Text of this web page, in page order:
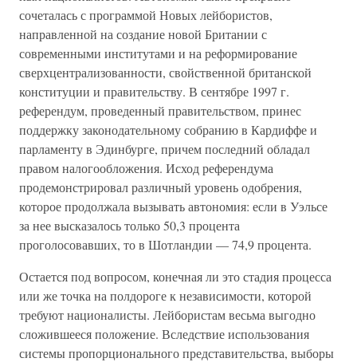
сочеталась с программой Новых лейбористов,
направленной на создание новой Британии с
современными институтами и на реформирование
сверхцентрализованности, свойственной британской
конституции и правительству. В сентябре 1997 г.
референдум, проведенный правительством, принес
поддержку законодательному собранию в Кардиффе и
парламенту в Эдинбурге, причем последний обладал
правом налогообложения. Исход референдума
продемонстрировал различный уровень одобрения,
которое продолжала вызывать автономия: если в Уэльсе
за нее высказалось только 50,3 процента
проголосовавших, то в Шотландии — 74,9 процента.
Остается под вопросом, конечная ли это стадия процесса
или же точка на полдороге к независимости, которой
требуют националисты. Лейбористам весьма выгодно
сложившееся положение. Вследствие использования
системы пропорционального представительства, выборы